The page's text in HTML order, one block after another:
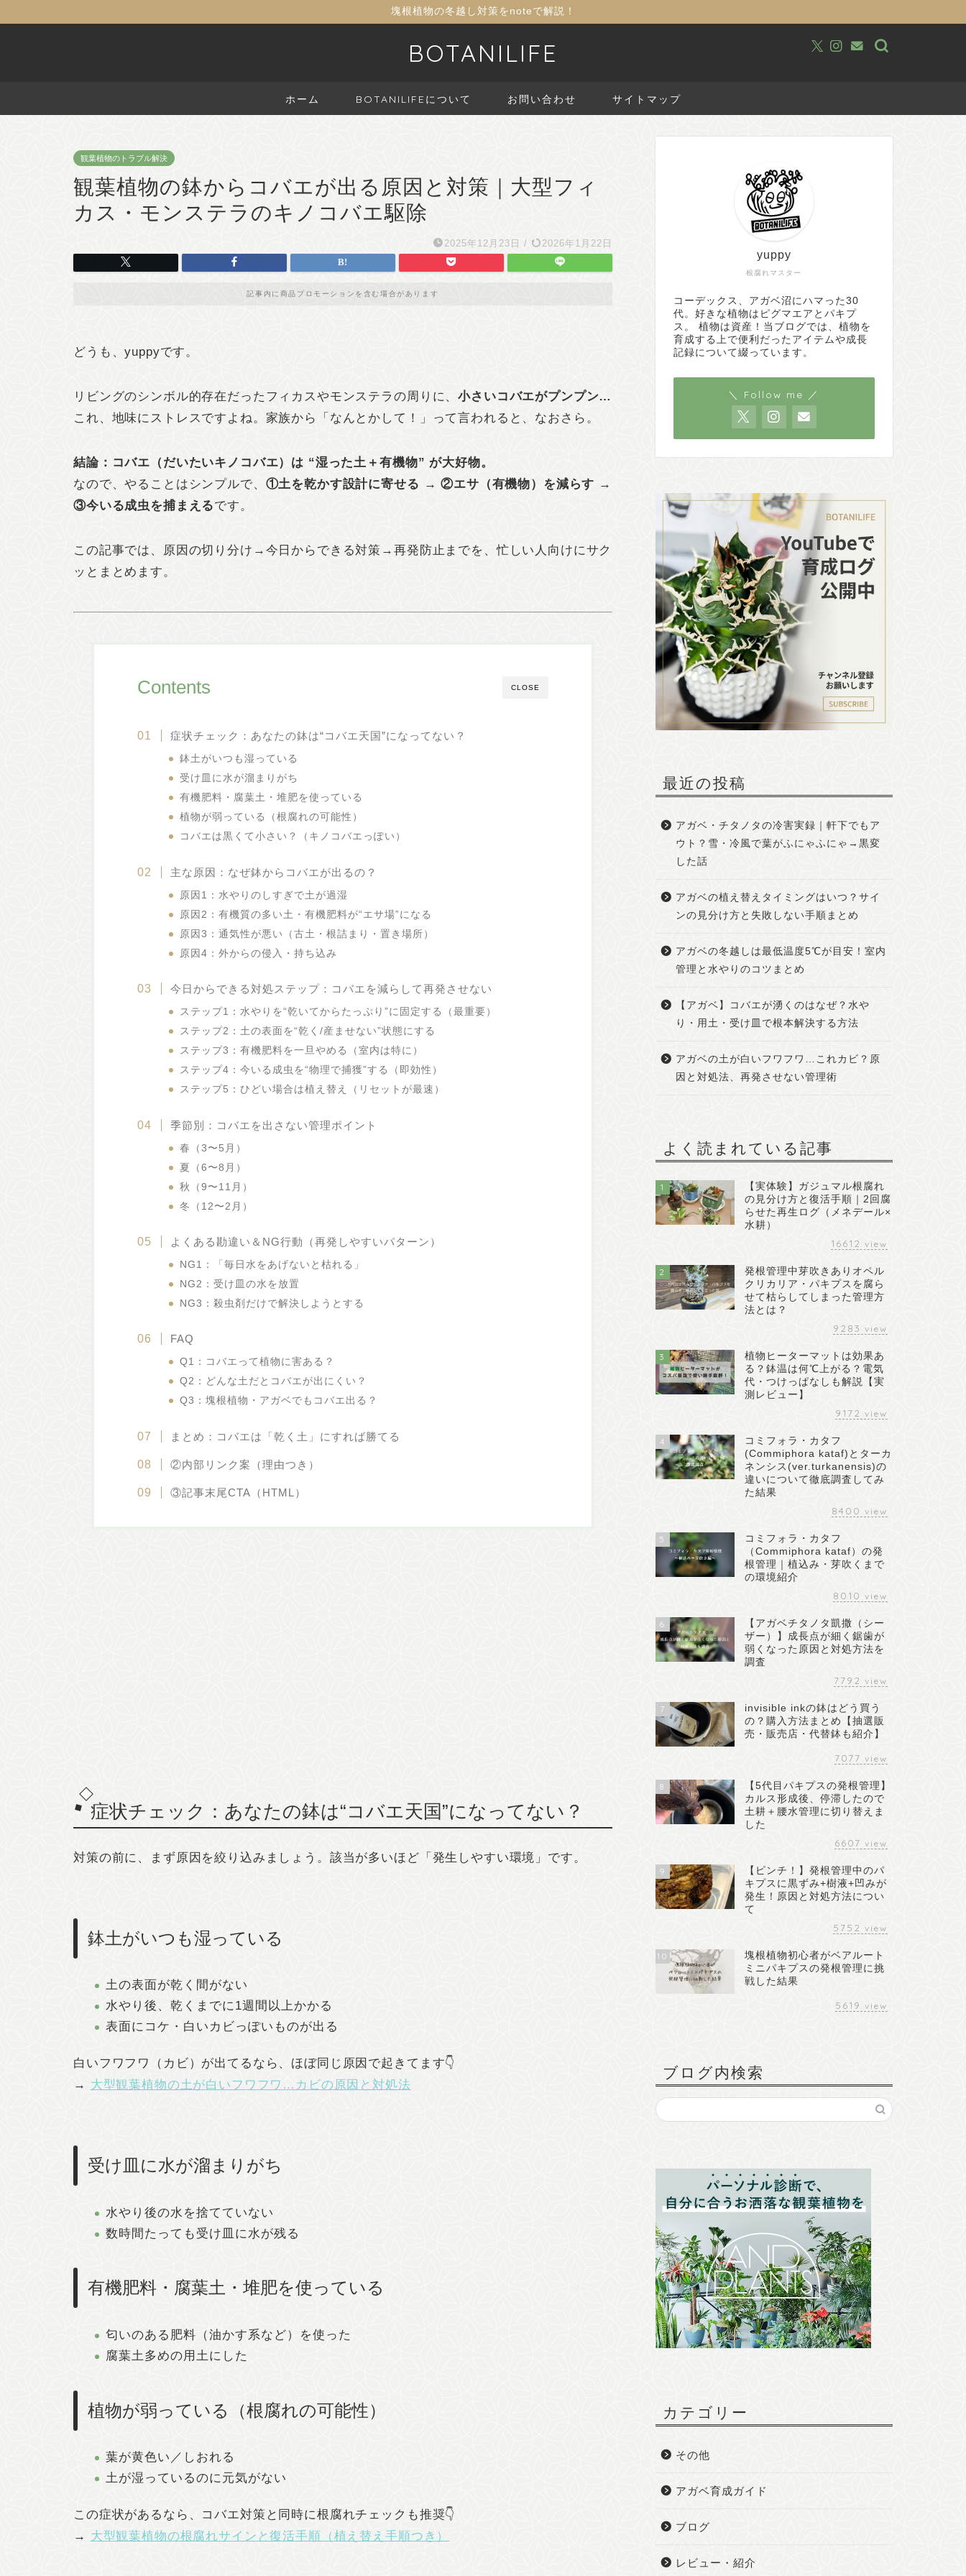
塊根植物の冬越し対策をnoteで解説！
BOTANILIFE
ホーム BOTANILIFEについて お問い合わせ サイトマップ
観葉植物のトラブル解決
観葉植物の鉢からコバエが出る原因と対策｜大型フィ
カス・モンステラのキノコバエ駆除
2025年12月23日 / 2026年1月22日
記事内に商品プロモーションを含む場合があります
どうも、yuppyです。
リビングのシンボル的存在だったフィカスやモンステラの周りに、小さいコバエがプンプン…
これ、地味にストレスですよね。家族から「なんとかして！」って言われると、なおさら。
結論：コバエ（だいたいキノコバエ）は “湿った土＋有機物” が大好物。
なので、やることはシンプルで、 ①土を乾かす設計に寄せる → ②エサ（有機物）を減らす →
③今いる成虫を捕まえるです。
この記事では、原因の切り分け→今日からできる対策→再発防止までを、忙しい人向けにサク
ッとまとめます。
CLOSE
Contents
症状チェック：あなたの鉢は“コバエ天国”になってない？
鉢土がいつも湿っている
受け皿に水が溜まりがち
有機肥料・腐葉土・堆肥を使っている
植物が弱っている（根腐れの可能性）
コバエは黒くて小さい？（キノコバエっぽい）
主な原因：なぜ鉢からコバエが出るの？
原因1：水やりのしすぎで土が過湿
原因2：有機質の多い土・有機肥料が“エサ場”になる
原因3：通気性が悪い（古土・根詰まり・置き場所）
原因4：外からの侵入・持ち込み
今日からできる対処ステップ：コバエを減らして再発させない
ステップ1：水やりを“乾いてからたっぷり”に固定する（最重要）
ステップ2：土の表面を“乾く/産ませない”状態にする
ステップ3：有機肥料を一旦やめる（室内は特に）
ステップ4：今いる成虫を“物理で捕獲”する（即効性）
ステップ5：ひどい場合は植え替え（リセットが最速）
季節別：コバエを出さない管理ポイント
春（3〜5月）
夏（6〜8月）
秋（9〜11月）
冬（12〜2月）
よくある勘違い＆NG行動（再発しやすいパターン）
NG1：「毎日水をあげないと枯れる」
NG2：受け皿の水を放置
NG3：殺虫剤だけで解決しようとする
FAQ
Q1：コバエって植物に害ある？
Q2：どんな土だとコバエが出にくい？
Q3：塊根植物・アガベでもコバエ出る？
まとめ：コバエは「乾く土」にすれば勝てる
②内部リンク案（理由つき）
③記事末尾CTA（HTML）
症状チェック：あなたの鉢は“コバエ天国”になってない？
対策の前に、まず原因を絞り込みましょう。該当が多いほど「発生しやすい環境」です。
鉢土がいつも湿っている
土の表面が乾く間がない
水やり後、乾くまでに1週間以上かかる
表面にコケ・白いカビっぽいものが出る
白いフワフワ（カビ）が出てるなら、ほぼ同じ原因で起きてます👇
→ 大型観葉植物の土が白いフワフワ…カビの原因と対処法
受け皿に水が溜まりがち
水やり後の水を捨てていない
数時間たっても受け皿に水が残る
有機肥料・腐葉土・堆肥を使っている
匂いのある肥料（油かす系など）を使った
腐葉土多めの用土にした
植物が弱っている（根腐れの可能性）
葉が黄色い／しおれる
土が湿っているのに元気がない
この症状があるなら、コバエ対策と同時に根腐れチェックも推奨👇
→ 大型観葉植物の根腐れサインと復活手順（植え替え手順つき）
根腐れマスター
yuppy
コーデックス、アガベ沼にハマった30
代。好きな植物はピグマエアとパキプ
ス。 植物は資産！当ブログでは、植物を
育成する上で便利だったアイテムや成長
記録について綴っています。
＼ Follow me ／
最近の投稿
アガベ・チタノタの冷害実録｜軒下でもア
ウト？雪・冷風で葉がふにゃふにゃ→黒変
した話
アガベの植え替えタイミングはいつ？サイ
ンの見分け方と失敗しない手順まとめ
アガベの冬越しは最低温度5℃が目安！室内
管理と水やりのコツまとめ
【アガベ】コバエが湧くのはなぜ？水や
り・用土・受け皿で根本解決する方法
アガベの土が白いフワフワ…これカビ？原
因と対処法、再発させない管理術
よく読まれている記事
1
【実体験】ガジュマル根腐れ
の見分け方と復活手順｜2回腐
らせた再生ログ（メネデール×
水耕）
16612 view
2
発根管理中芽吹きありオペル
クリカリア・パキプスを腐ら
せて枯らしてしまった管理方
法とは？
9283 view
3
植物ヒーターマットは効果あ
る？鉢温は何℃上がる？電気
代・つけっぱなしも解説【実
測レビュー】
9172 view
4
コミフォラ・カタフ
(Commiphora kataf)とターカ
ネンシス(ver.turkanensis)の
違いについて徹底調査してみ
た結果
8400 view
5
コミフォラ・カタフ
（Commiphora kataf）の発
根管理｜植込み・芽吹くまで
の環境紹介
8010 view
6
【アガベチタノタ凱撒（シー
ザー）】成長点が細く鋸歯が
弱くなった原因と対処方法を
調査
7792 view
7
invisible inkの鉢はどう買う
の？購入方法まとめ【抽選販
売・販売店・代替鉢も紹介】
7077 view
8
【5代目パキプスの発根管理】
カルス形成後、停滞したので
土耕＋腰水管理に切り替えま
した
6607 view
9
【ピンチ！】発根管理中のパ
キプスに黒ずみ+樹液+凹みが
発生！原因と対処方法につい
て
5752 view
10
塊根植物初心者がベアルート
ミニパキプスの発根管理に挑
戦した結果
5619 view
ブログ内検索
カテゴリー
その他
アガベ育成ガイド
ブログ
レビュー・紹介